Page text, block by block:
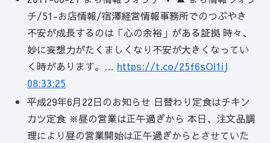
チ/51-お店情報/宿澤経営情報事務所でのつぶやき
不安が成長するのは「心の余裕」がある証拠 時々、
妙に妄想力がたくましくなり不安が大きくなってい
く時があります。… https://t.co/25f6sOl1iJ
08:33:25
平成29年6月22日のお知らせ 日替わり定食はチキン
カツ定食 ※昼の営業は正午過ぎから 本日、注文品調
理により昼の営業開始は正午過ぎからとさせていた